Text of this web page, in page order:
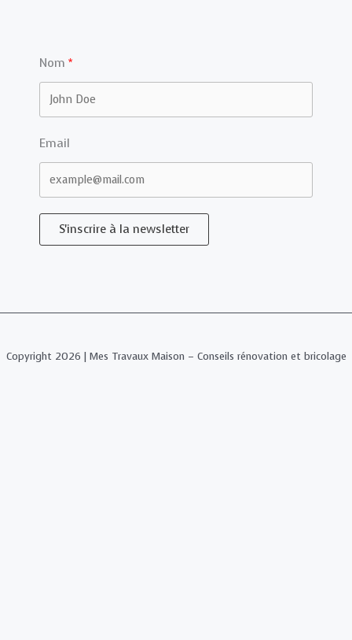
Nom
Email
S'inscrire à la newsletter
Copyright 2026 | Mes Travaux Maison – Conseils rénovation et bricolage